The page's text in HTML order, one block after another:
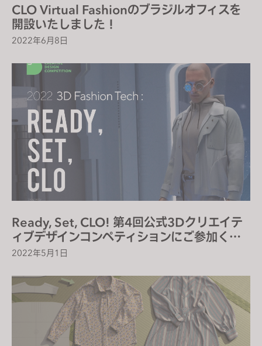
CLO Virtual Fashionのブラジルオフィスを
開設いたしました！
2022年6月8日
Ready, Set, CLO! 第4回公式3Dクリエイテ
ィブデザインコンペティションにご参加くだ
さい！
2022年5月1日